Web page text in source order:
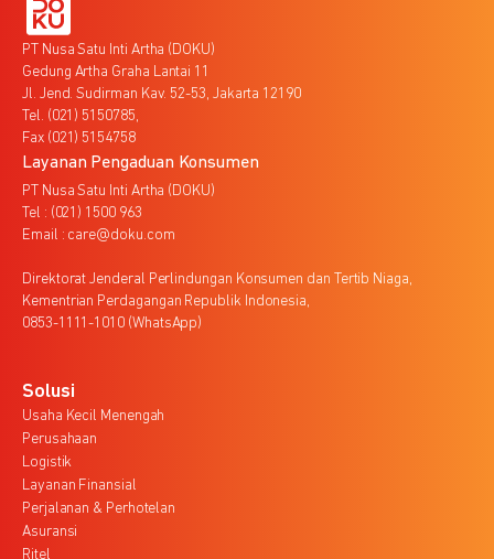
PT Nusa Satu Inti Artha (DOKU)
Gedung Artha Graha Lantai 11
Jl. Jend. Sudirman Kav. 52-53, Jakarta 12190
Tel. (021) 5150785,
Fax (021) 5154758
Layanan Pengaduan Konsumen
PT Nusa Satu Inti Artha (DOKU)
Tel : (021) 1500 963
Email : care@doku.com
Direktorat Jenderal Perlindungan Konsumen dan Tertib Niaga,
Kementrian Perdagangan Republik Indonesia,
0853-1111-1010 (WhatsApp)
Solusi
Usaha Kecil Menengah
Perusahaan
Logistik
Layanan Finansial
Perjalanan & Perhotelan
Asuransi
Ritel